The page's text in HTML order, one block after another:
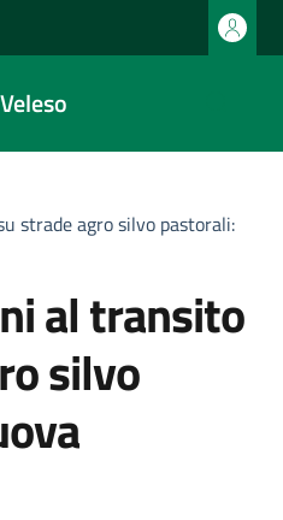
strade agro silvo pastorali:
al transito
silvo